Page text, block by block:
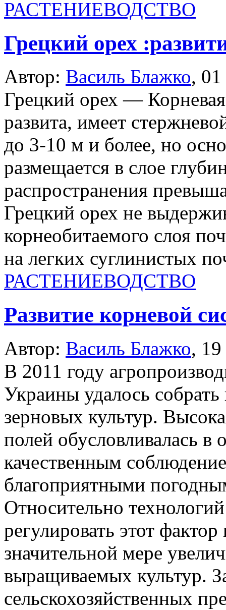
РАСТЕНИЕВОДСТВО
Грецкий орех
Автор: Василь Блажко,
Грецкий орех —
развита, имеет
до 3-10 м и более, но
размещается в слое
распространения
Грецкий орех не
корнеобитаемого слоя
на легких суглинистых
РАСТЕНИЕВОДСТВО
Развитие корневой
Автор: Василь Блажко,
В 2011 году
Украины удалось
зерновых культур.
полей обусловливалась
качественным
благоприятными
Относительно
регулировать этот
значительной мере
выращиваемых культур.
сельскохозяйственных